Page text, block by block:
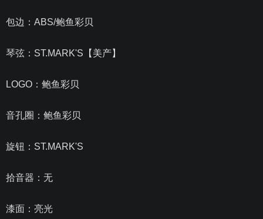
包边：ABS/鲍鱼彩贝
琴弦：ST.MARK'S【美产】
LOGO：鲍鱼彩贝
音孔圈：鲍鱼彩贝
旋钮：ST.MARK'S
拾音器：无
漆面：亮光